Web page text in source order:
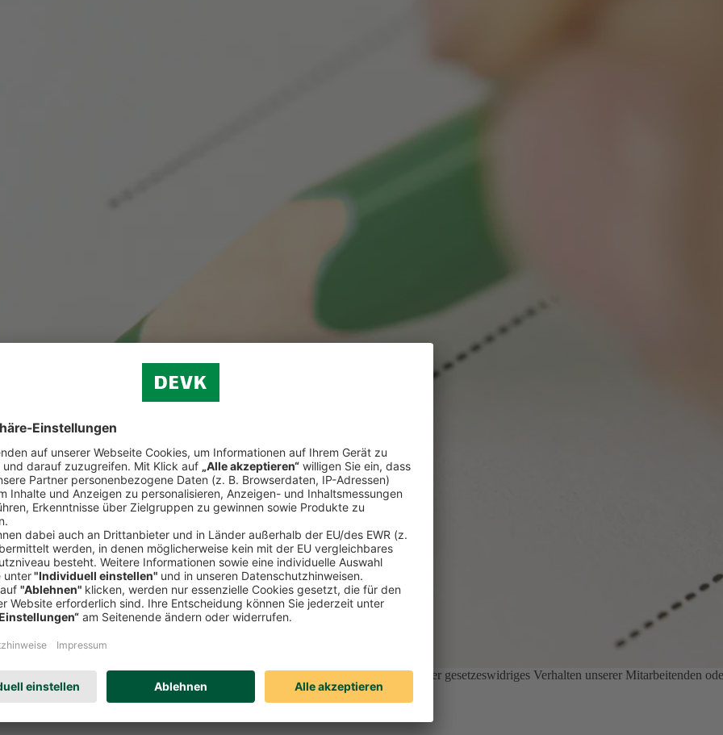
wichtige Rolle. Sollte es dennoch zu Verstößen kommen, kann unethisches oder gesetzeswidriges Verhalten unserer Mitarbeitenden
Erfahren Sie auf unserer Compliance-Seite u. a.: